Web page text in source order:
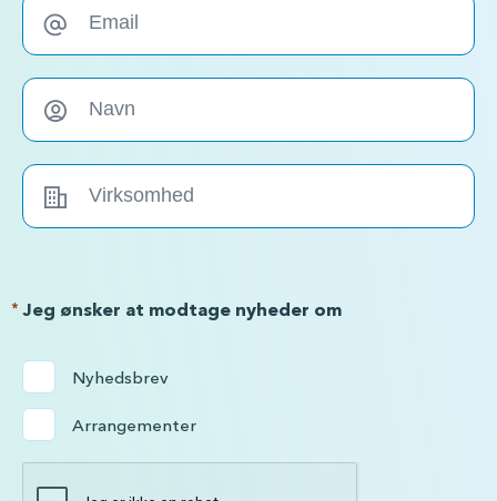
Jeg ønsker at modtage nyheder om
*
Nyhedsbrev
Arrangementer